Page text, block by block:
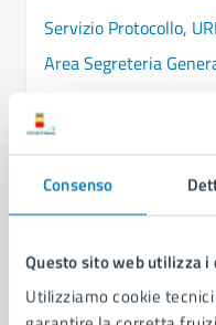
Consenso
Questo sito web utilizza i
Utilizziamo cookie
Servizio Protocollo,
Area Segreteria
Servizio
Ispettive